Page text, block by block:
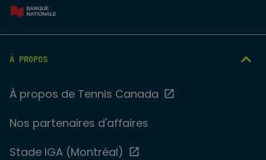
À PROPOS
À propos de Tennis Canada
Nos partenaires d'affaires
Stade IGA (Montréal)